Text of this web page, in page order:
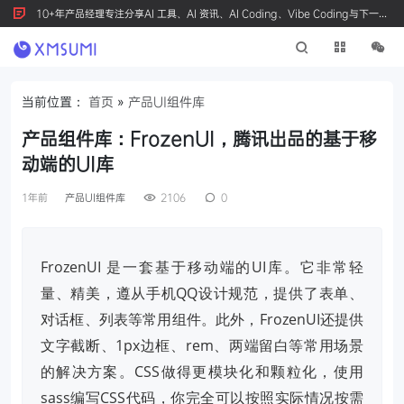
10+年产品经理专注分享AI 工具、AI 资讯、AI Coding、Vibe Coding与下一代
产品创新，按 Ctrl+D 收藏我们
当前位置： 首页 » 产品UI组件库
产品组件库：FrozenUI，腾讯出品的基于移
动端的UI库
1年前 产品UI组件库 2106 0
FrozenUI 是一套基于移动端的UI库。它非常轻
量、精美，遵从手机QQ设计规范，提供了表单、
对话框、列表等常用组件。此外，FrozenUI还提供
文字截断、1px边框、rem、两端留白等常用场景
的解决方案。CSS做得更模块化和颗粒化，使用
sass编写CSS代码，你完全可以按照实际情况按需